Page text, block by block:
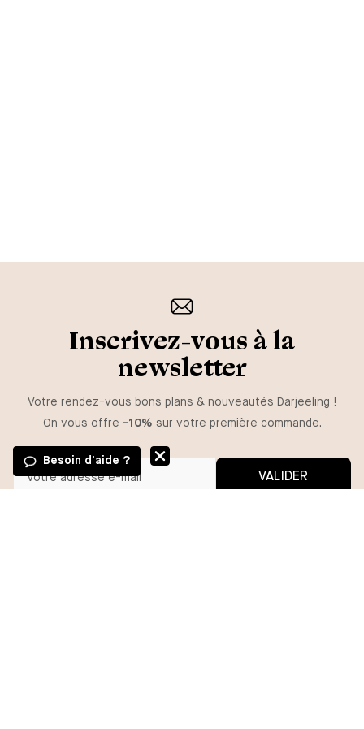
Inscrivez-vous à la
newsletter
Votre rendez-vous bons plans & nouveautés Darjeeling !
On vous offre -10% sur votre première commande.
VALIDER
Besoin d'aide ?